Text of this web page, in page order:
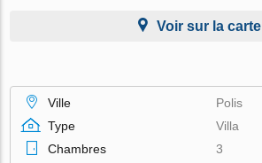
Voir sur la carte
Ville
Polis
Type
Villa
Chambres
3